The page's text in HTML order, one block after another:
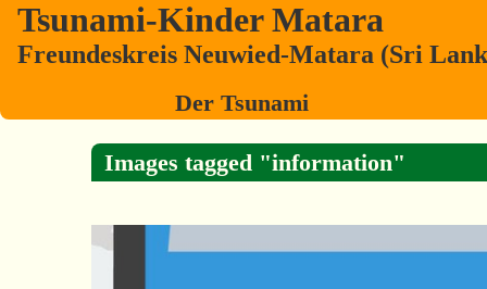
Tsunami-Kinder Matara
Freundeskreis Neuwied-Matara (Sri
Der Tsunami
Images tagged "information"